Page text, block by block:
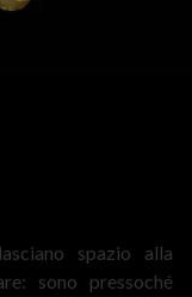
spazio alla
sono pressoché